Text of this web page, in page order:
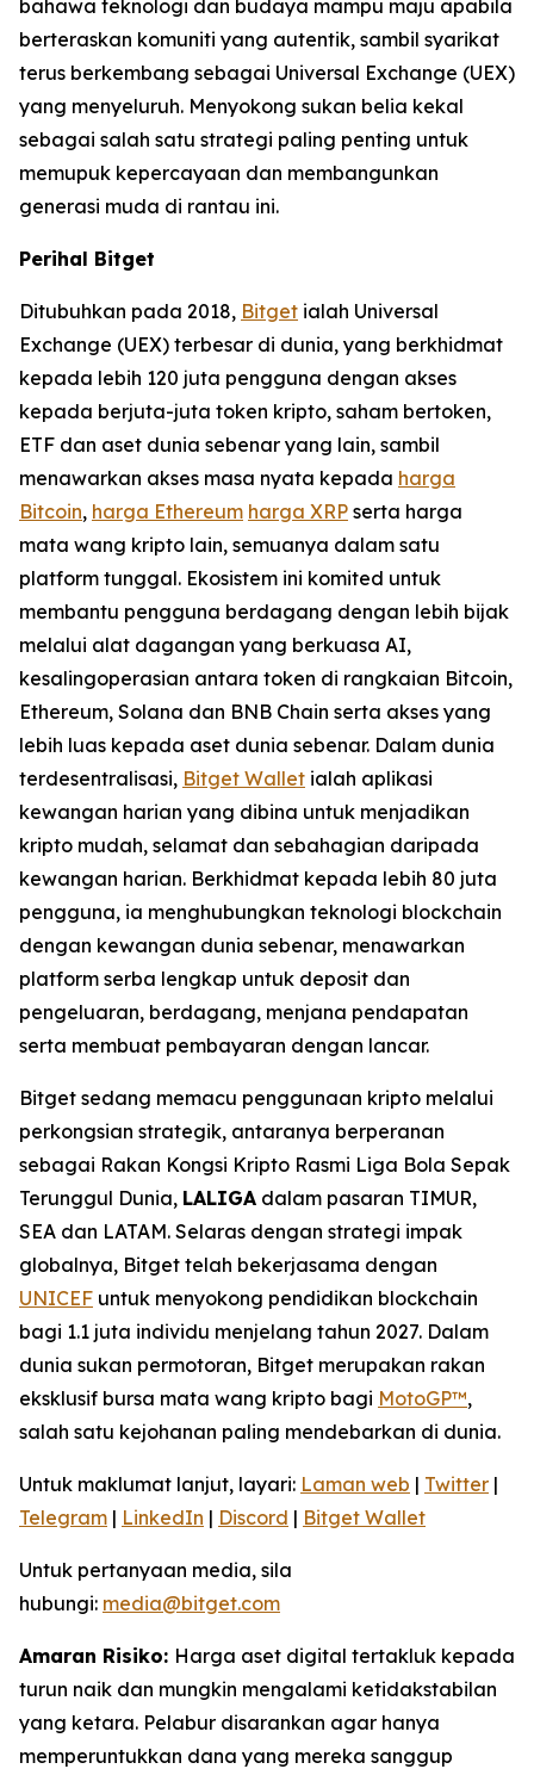
bahawa teknologi dan budaya mampu maju apabila
berteraskan komuniti yang autentik, sambil syarikat
terus berkembang sebagai Universal Exchange (UEX)
yang menyeluruh. Menyokong sukan belia kekal
sebagai salah satu strategi paling penting untuk
memupuk kepercayaan dan membangunkan
generasi muda di rantau ini.
Perihal Bitget
Ditubuhkan pada 2018, Bitget ialah Universal
Exchange (UEX) terbesar di dunia, yang berkhidmat
kepada lebih 120 juta pengguna dengan akses
kepada berjuta-juta token kripto, saham bertoken,
ETF dan aset dunia sebenar yang lain, sambil
menawarkan akses masa nyata kepada harga
Bitcoin, harga Ethereum harga XRP serta harga
mata wang kripto lain, semuanya dalam satu
platform tunggal. Ekosistem ini komited untuk
membantu pengguna berdagang dengan lebih bijak
melalui alat dagangan yang berkuasa AI,
kesalingoperasian antara token di rangkaian Bitcoin,
Ethereum, Solana dan BNB Chain serta akses yang
lebih luas kepada aset dunia sebenar. Dalam dunia
terdesentralisasi, Bitget Wallet ialah aplikasi
kewangan harian yang dibina untuk menjadikan
kripto mudah, selamat dan sebahagian daripada
kewangan harian. Berkhidmat kepada lebih 80 juta
pengguna, ia menghubungkan teknologi blockchain
dengan kewangan dunia sebenar, menawarkan
platform serba lengkap untuk deposit dan
pengeluaran, berdagang, menjana pendapatan
serta membuat pembayaran dengan lancar.
Bitget sedang memacu penggunaan kripto melalui
perkongsian strategik, antaranya berperanan
sebagai Rakan Kongsi Kripto Rasmi Liga Bola Sepak
Terunggul Dunia, LALIGA dalam pasaran TIMUR,
SEA dan LATAM. Selaras dengan strategi impak
globalnya, Bitget telah bekerjasama dengan
UNICEF untuk menyokong pendidikan blockchain
bagi 1.1 juta individu menjelang tahun 2027. Dalam
dunia sukan permotoran, Bitget merupakan rakan
eksklusif bursa mata wang kripto bagi MotoGP™,
salah satu kejohanan paling mendebarkan di dunia.
Untuk maklumat lanjut, layari: Laman web | Twitter |
Telegram | LinkedIn | Discord | Bitget Wallet
Untuk pertanyaan media, sila
hubungi: media@bitget.com
Amaran Risiko: Harga aset digital tertakluk kepada
turun naik dan mungkin mengalami ketidakstabilan
yang ketara. Pelabur disarankan agar hanya
memperuntukkan dana yang mereka sanggup